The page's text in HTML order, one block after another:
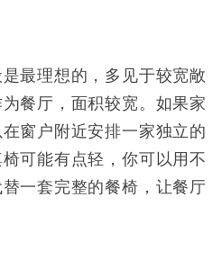
最理想的，多见于较宽敞
餐厅，面积较宽。如果家
窗户附近安排一家独立的
可能有点轻，你可以用不
一套完整的餐椅，让餐厅